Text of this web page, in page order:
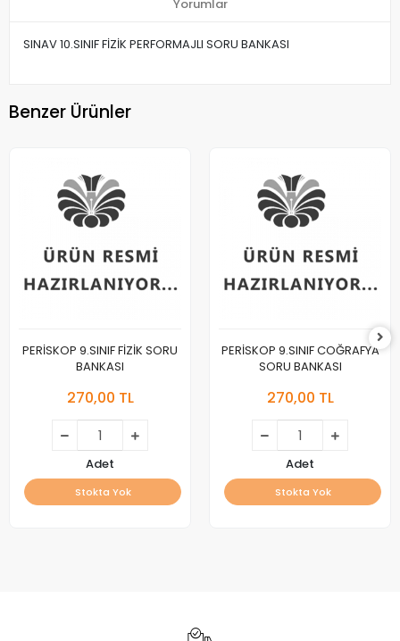
Yorumlar
SINAV 10.SINIF FİZİK PERFORMAJLI SORU BANKASI
Benzer Ürünler
PERİSKOP 9.SINIF FİZİK SORU
BANKASI
270,00 TL
Adet
Stokta Yok
PERİSKOP 9.SINIF COĞRAFYA
SORU BANKASI
270,00 TL
Adet
Stokta Yok